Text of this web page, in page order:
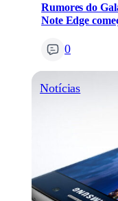
Rumores do
Note Edge
0
Notícias